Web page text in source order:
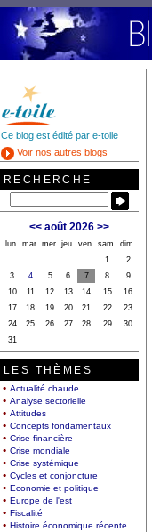
Ce blog est édité par e-toile
Voir nos autres blogs
RECHERCHE
<< août 2026 >>
lun. mar. mer. jeu. ven. sam.
dim.
1
2
3
4 5 6 7 8
9
10
11 12 13 14 15
16
17
18 19 20 21 22
23
24
25 26 27 28 29
30
31
LES THÈMES
Actualité chaude
Analyse sectorielle
Attitudes
Concepts fondamentaux
Crise financière
Crise mondiale
Crise systémique
Cycles et conjoncture
Economie et politique
Europe de l'est
Fiscalité
Histoire économique récente